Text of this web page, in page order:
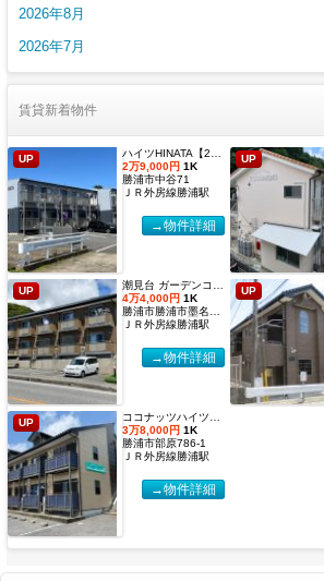
2026年8月
2026年7月
賃貸新着物件
UP
ハイツHINATA【2027年度国際武道大学生 入居申込受付開始しました！】
2万9,000円 1K
勝浦市中谷71
ＪＲ外房線勝浦駅
→物件詳細
UP
UP
潮見台 ガーデンコート２【2027年度国際武道大学生 入居申込受付開始しました！】
4万4,000円 1K
勝浦市勝浦市墨名486-32
ＪＲ外房線勝浦駅
→物件詳細
UP
UP
ココナッツハイツ６【2027年度国際武道大学生 入居申込受付開始しました！】
3万8,000円 1K
勝浦市部原786-1
ＪＲ外房線勝浦駅
→物件詳細